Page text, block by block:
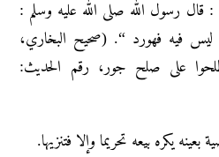
قال رسول الله صلى الله عليه وسلم :
فيه فهورد “. (صحيح البخاري،
على صلح جور، رقم الحديث:
يكره بيعه تحريما وإلا فتنزيها.